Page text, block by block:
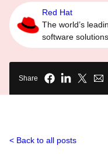
Red Hat
The world’s
software solutions
Share
Back to all posts